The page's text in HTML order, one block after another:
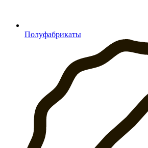
Полуфабрикаты